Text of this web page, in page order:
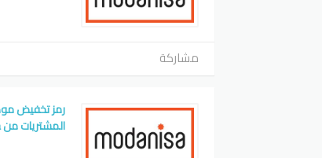
مشاركة
المشتريات من Modanisa